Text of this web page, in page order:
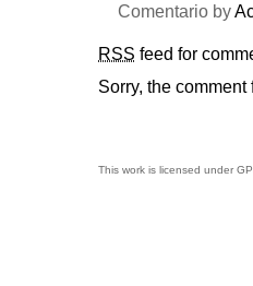
Comentario by
RSS feed for
Sorry, the
This work is licensed under